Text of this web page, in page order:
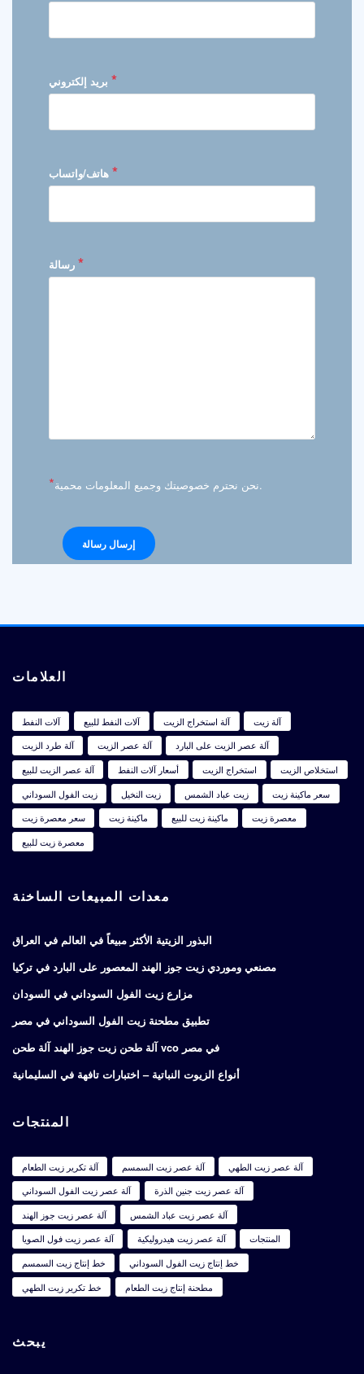
*
*
*
* نحن نحترم خصوصيتك وجميع المعلومات محمية.
العلامات
آلات النفط آلات النفط للبيع آلة استخراج الزيت
آلة زيت
آلة طرد الزيت
آلة عصر الزيت
آلة عصر الزيت على البارد
آلة عصر الزيت للبيع
أسعار آلات النفط استخراج الزيت
استخلاص الزيت
زيت الفول السوداني
زيت النخيل زيت عباد الشمس
سعر ماكينة زيت
سعر معصرة زيت
ماكينة زيت ماكينة زيت للبيع
معصرة زيت
معصرة زيت للبيع
معدات المبيعات الساخنة
البذور الزيتية الأكثر مبيعاً في العالم في العراق
مصنعي وموردي زيت جوز الهند المعصور على البارد في تركيا
مزارع زيت الفول السوداني في السودان
تطبيق مطحنة زيت الفول السوداني في مصر
آلة طحن زيت جوز الهند آلة طحن vco في مصر
أنواع الزيوت النباتية – اختبارات تافهة في السليمانية
المنتجات
آلة تكرير زيت الطعام آلة عصر زيت السمسم
آلة عصر زيت الطهي
آلة عصر زيت الفول السوداني
آلة عصر زيت جنين الذرة
آلة عصر زيت جوز الهند
آلة عصر زيت عباد الشمس
آلة عصر زيت فول الصويا
آلة عصر زيت هيدروليكية
المنتجات
خط إنتاج زيت السمسم
خط إنتاج زيت الفول السوداني
خط تكرير زيت الطهي
مطحنة إنتاج زيت الطعام
يبحث